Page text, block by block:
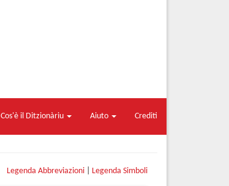
Cos'è il Ditzionàriu Aiuto Crediti
Legenda Abbreviazioni Legenda Simboli